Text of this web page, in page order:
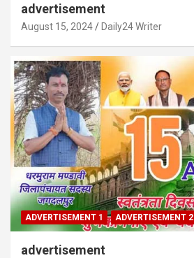
advertisement
August 15, 2024 Daily24 Writer
ADVERTISEMENT 1 ADVERTISEMENT 2
advertisement